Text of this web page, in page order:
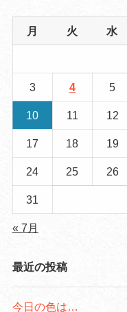
月 火 水
3 4 5
10 11 12
17 18 19
24 25 26
31
« 7月
最近の投稿
今日の色は…